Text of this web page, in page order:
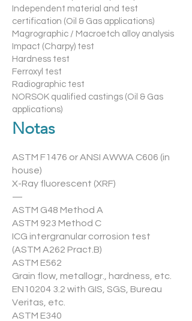
Independent material and test
certification (Oil & Gas applications)
Magrographic / Macroetch alloy analysis
Impact (Charpy) test
Hardness test
Ferroxyl test
Radiographic test
NORSOK qualified castings (Oil & Gas
applications)
Notas
ASTM F1476 or ANSI AWWA C606 (in
house)
X-Ray fluorescent (XRF)
—
ASTM G48 Method A
ASTM 923 Method C
ICG intergranular corrosion test
(ASTM A262 Pract.B)
ASTM E562
Grain flow, metallogr., hardness, etc.
EN10204 3.2 with GIS, SGS, Bureau
Veritas, etc.
ASTM E340